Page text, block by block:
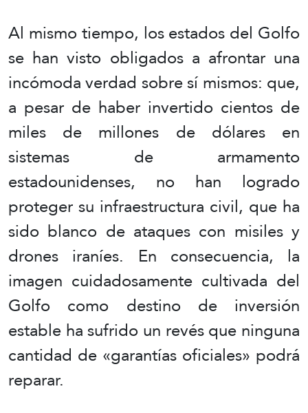
Al mismo tiempo, los estados del Golfo
se han visto obligados a afrontar una
incómoda verdad sobre sí mismos: que,
a pesar de haber invertido cientos de
miles de millones de dólares en
sistemas de armamento
estadounidenses, no han logrado
proteger su infraestructura civil, que ha
sido blanco de ataques con misiles y
drones iraníes. En consecuencia, la
imagen cuidadosamente cultivada del
Golfo como destino de inversión
estable ha sufrido un revés que ninguna
cantidad de «garantías oficiales» podrá
reparar.